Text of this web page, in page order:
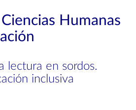
Humanas
lectura en sordos.
inclusiva